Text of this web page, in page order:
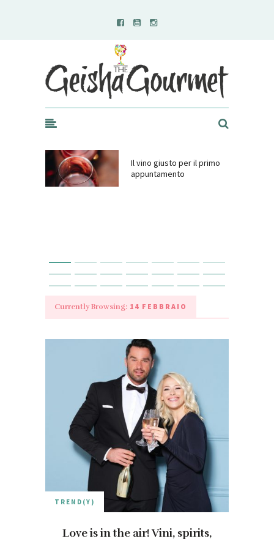
Geisha Gourmet
Il vino giusto per il primo
appuntamento
Currently Browsing: 14 FEBBRAIO
TREND(Y)
Love is in the air! Vini, spirits,